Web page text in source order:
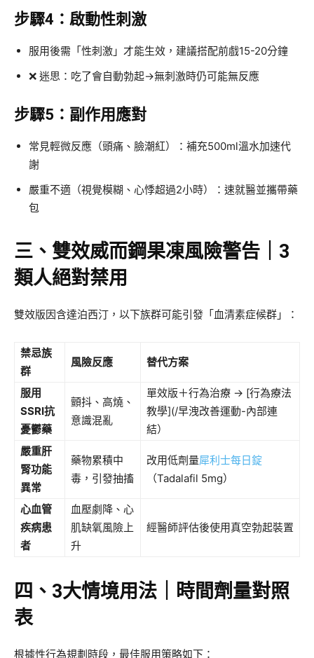
步驟4：啟動性刺激
服用後需「性刺激」才能生效，建議搭配前戲15-20分鐘
❌ 迷思：吃了會自動勃起→無刺激時仍可能無反應
步驟5：副作用應對
常見輕微反應（頭痛、臉潮紅）：補充500ml溫水加速代
謝
嚴重不適（視覺模糊、心悸超過2小時）：速就醫並攜帶藥
包
三、雙效威而鋼果凍風險警告｜3
類人絕對禁用
雙效版因含達泊西汀，以下族群可能引發「血清素症候群」：
禁忌族
群
風險反應 替代方案
服用
SSRI抗
憂鬱藥
顫抖、高燒、
意識混亂
單效版＋行為治療 → [行為療法
教學](/早洩改善運動-內部連
結）
嚴重肝
腎功能
異常
藥物累積中
毒，引發抽搐
改用低劑量犀利士每日錠
（Tadalafil 5mg）
心血管
疾病患
者
血壓劇降、心
肌缺氧風險上
升
經醫師評估後使用真空勃起裝置
四、3大情境用法｜時間劑量對照
表
根據性行為規劃時段，最佳服用策略如下：